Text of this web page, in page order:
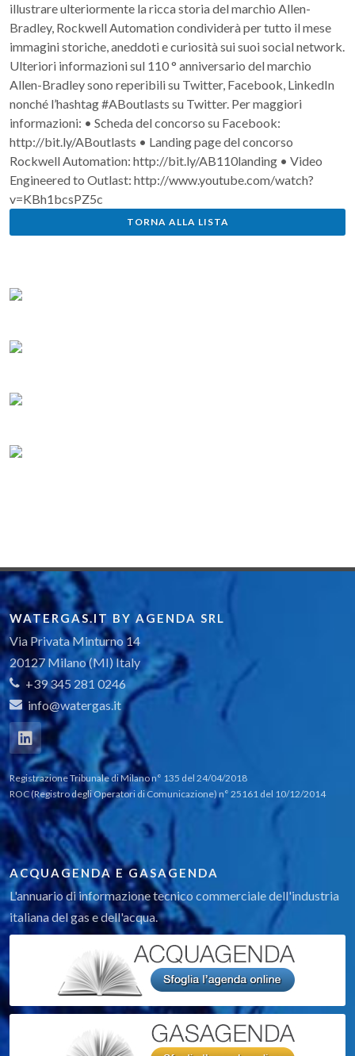
illustrare ulteriormente la ricca storia del marchio Allen-
Bradley, Rockwell Automation condividerà per tutto il mese
immagini storiche, aneddoti e curiosità sui suoi social network.
Ulteriori informazioni sul 110 ° anniversario del marchio
Allen-Bradley sono reperibili su Twitter, Facebook, LinkedIn
nonché l’hashtag #ABoutlasts su Twitter. Per maggiori
informazioni: • Scheda del concorso su Facebook:
http://bit.ly/ABoutlasts • Landing page del concorso
Rockwell Automation: http://bit.ly/AB110landing • Video
Engineered to Outlast: http://www.youtube.com/watch?
v=KBh1bcsPZ5c
TORNA ALLA LISTA
WATERGAS.IT BY AGENDA SRL
Via Privata Minturno 14
20127 Milano (MI) Italy
+39 345 281 0246
info@watergas.it
Registrazione Tribunale di Milano n° 135 del 24/04/2018
ROC (Registro degli Operatori di Comunicazione) n° 25161 del 10/12/2014
ACQUAGENDA E GASAGENDA
L'annuario di informazione tecnico commerciale dell'industria
italiana del gas e dell'acqua.